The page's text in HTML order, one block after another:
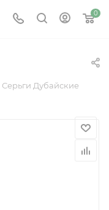
0
Серьги Дубайские